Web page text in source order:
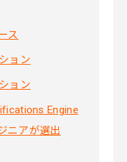
ス
ョン
ョン
Engine
ニアが選出